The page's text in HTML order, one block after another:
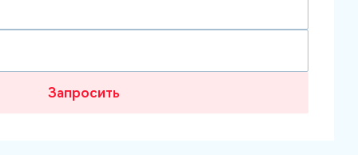
Запросить